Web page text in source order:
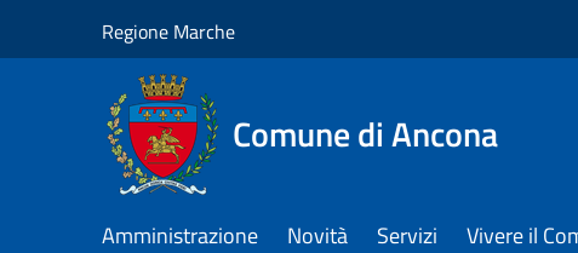
Regione Marche
Comune di Ancona
Amministrazione Novità Servizi Vivere il